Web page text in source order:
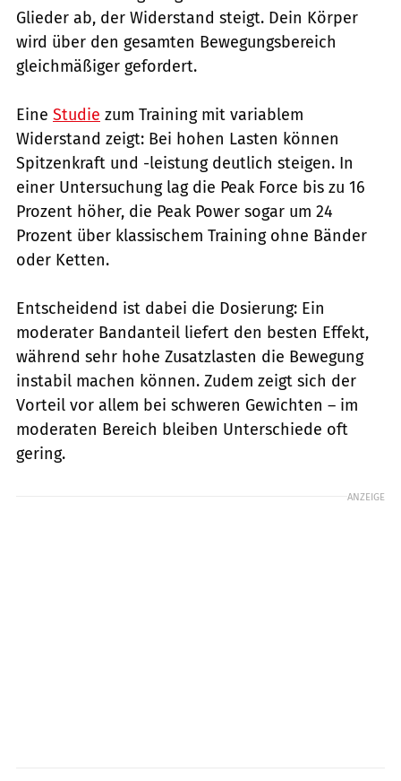
Glieder ab, der Widerstand steigt. Dein Körper
wird über den gesamten Bewegungsbereich
gleichmäßiger gefordert.
Eine Studie zum Training mit variablem
Widerstand zeigt: Bei hohen Lasten können
Spitzenkraft und -leistung deutlich steigen. In
einer Untersuchung lag die Peak Force bis zu 16
Prozent höher, die Peak Power sogar um 24
Prozent über klassischem Training ohne Bänder
oder Ketten.
Entscheidend ist dabei die Dosierung: Ein
moderater Bandanteil liefert den besten Effekt,
während sehr hohe Zusatzlasten die Bewegung
instabil machen können. Zudem zeigt sich der
Vorteil vor allem bei schweren Gewichten – im
moderaten Bereich bleiben Unterschiede oft
gering.
ANZEIGE